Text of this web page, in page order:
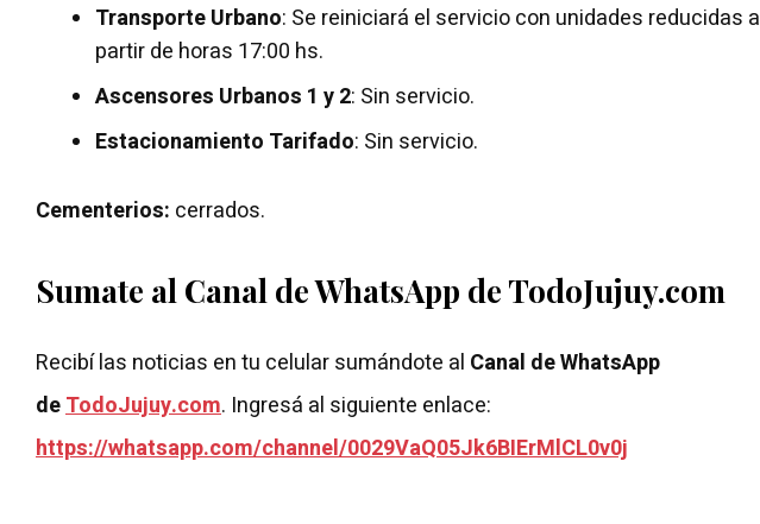
Transporte Urbano: Se reiniciará el servicio con unidades reducidas a
partir de horas 17:00 hs.
Ascensores Urbanos 1 y 2: Sin servicio.
Estacionamiento Tarifado: Sin servicio.
Cementerios: cerrados.
Sumate al Canal de WhatsApp de TodoJujuy.com
Recibí las noticias en tu celular sumándote al Canal de WhatsApp
deTodoJujuy.com. Ingresá al siguiente enlace:
https://whatsapp.com/channel/0029VaQ05Jk6BIErMlCL0v0j